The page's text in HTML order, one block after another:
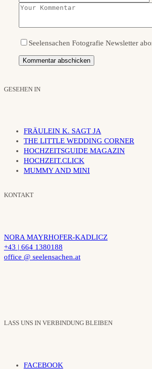
Seelensachen Fotografie Newsletter
GESEHEN IN
FRÄULEIN K. SAGT JA
THE LITTLE WEDDING CORNER
HOCHZEITSGUIDE MAGAZIN
HOCHZEIT.CLICK
MUMMY AND MINI
KONTAKT
NORA MAYRHOFER-KADLICZ
+43 | 664 1380188
office @ seelensachen.at
LASS UNS IN VERBINDUNG BLEIBEN
FACEBOOK